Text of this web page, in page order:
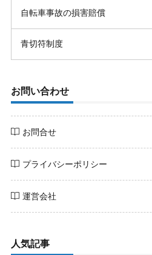
自転車事故の損害賠償
青切符制度
お問い合わせ
お問合せ
プライバシーポリシー
運営会社
人気記事